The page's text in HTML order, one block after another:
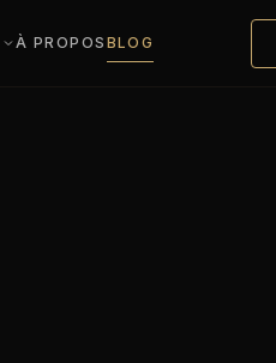
À PROPOS BLOG